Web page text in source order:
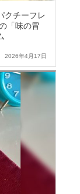
クチーフレ
「味の冒
2026年4月17日